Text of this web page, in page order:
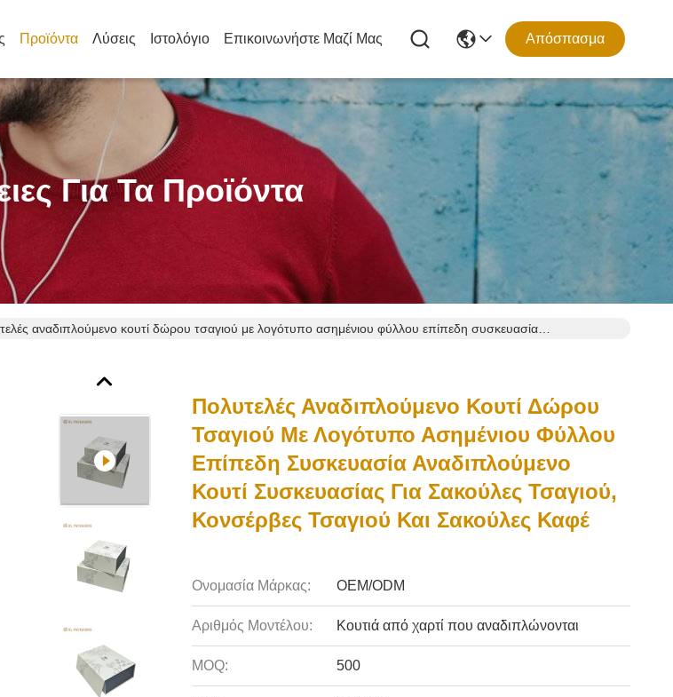
Προϊόντα Λύσεις Ιστολόγιο Επικοινωνήστε Μαζί Μας Απόσπασμα
Για Τα Προϊόντα
αναδιπλούμενο κουτί δώρου τσαγιού με λογότυπο ασημένιου φύλλου επίπεδη συσκευασία
Πολυτελές Αναδιπλούμενο Κουτί Δώρου
Τσαγιού Με Λογότυπο Ασημένιου Φύλλου
Επίπεδη Συσκευασία Αναδιπλούμενο
Κουτί Συσκευασίας Για Σακούλες Τσαγιού,
Κονσέρβες Τσαγιού Και Σακούλες Καφέ
Ονομασία Μάρκας: OEM/ODM
Αριθμός Μοντέλου: Κουτιά από χαρτί που αναδιπλώνονται
MOQ: 500